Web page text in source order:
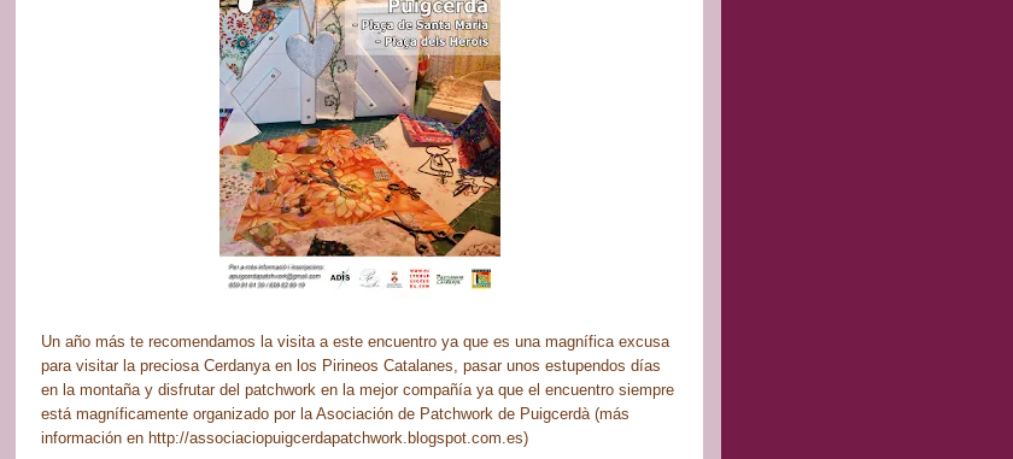
Un año más te recomendamos la visita a este encuentro ya que es una magnífica excusa
para visitar la preciosa Cerdanya en los Pirineos Catalanes, pasar unos estupendos días
en la montaña y disfrutar del patchwork en la mejor compañía ya que el encuentro siempre
está magníficamente organizado por la Asociación de Patchwork de Puigcerdà (más
información en http://associaciopuigcerdapatchwork.blogspot.com.es)